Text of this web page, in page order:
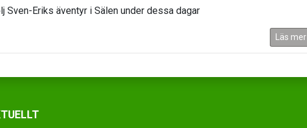
Sven-Eriks äventyr i Sälen under dessa dagar
Läs mer